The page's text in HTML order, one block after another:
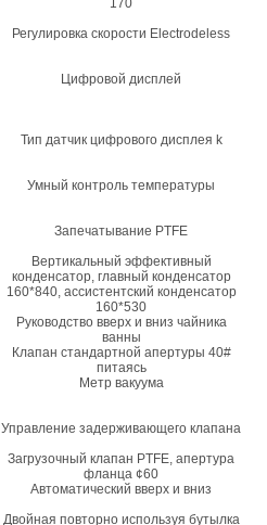
170
Регулировка скорости Electrodeless
Цифровой дисплей
Тип датчик цифрового дисплея k
Умный контроль температуры
Запечатывание PTFE
Вертикальный эффективный
конденсатор, главный конденсатор
160*840, ассистентский конденсатор
160*530
Руководство вверх и вниз чайника
ванны
Клапан стандартной апертуры 40#
питаясь
Метр вакуума
Управление задерживающего клапана
Загрузочный клапан PTFE, апертура
фланца ¢60
Автоматический вверх и вниз
Двойная повторно используя бутылка